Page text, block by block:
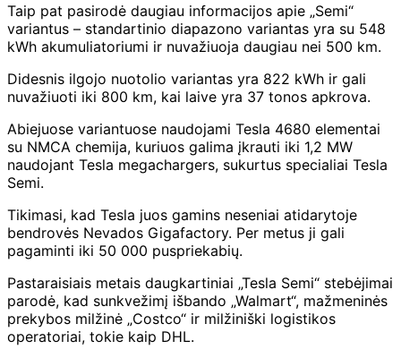
Taip pat pasirodė daugiau informacijos apie „Semi“
variantus – standartinio diapazono variantas yra su 548
kWh akumuliatoriumi ir nuvažiuoja daugiau nei 500 km.
Didesnis ilgojo nuotolio variantas yra 822 kWh ir gali
nuvažiuoti iki 800 km, kai laive yra 37 tonos apkrova.
Abiejuose variantuose naudojami Tesla 4680 elementai
su NMCA chemija, kuriuos galima įkrauti iki 1,2 MW
naudojant Tesla megachargers, sukurtus specialiai Tesla
Semi.
Tikimasi, kad Tesla juos gamins neseniai atidarytoje
bendrovės Nevados Gigafactory. Per metus ji gali
pagaminti iki 50 000 puspriekabių.
Pastaraisiais metais daugkartiniai „Tesla Semi“ stebėjimai
parodė, kad sunkvežimį išbando „Walmart“, mažmeninės
prekybos milžinė „Costco“ ir milžiniški logistikos
operatoriai, tokie kaip DHL.